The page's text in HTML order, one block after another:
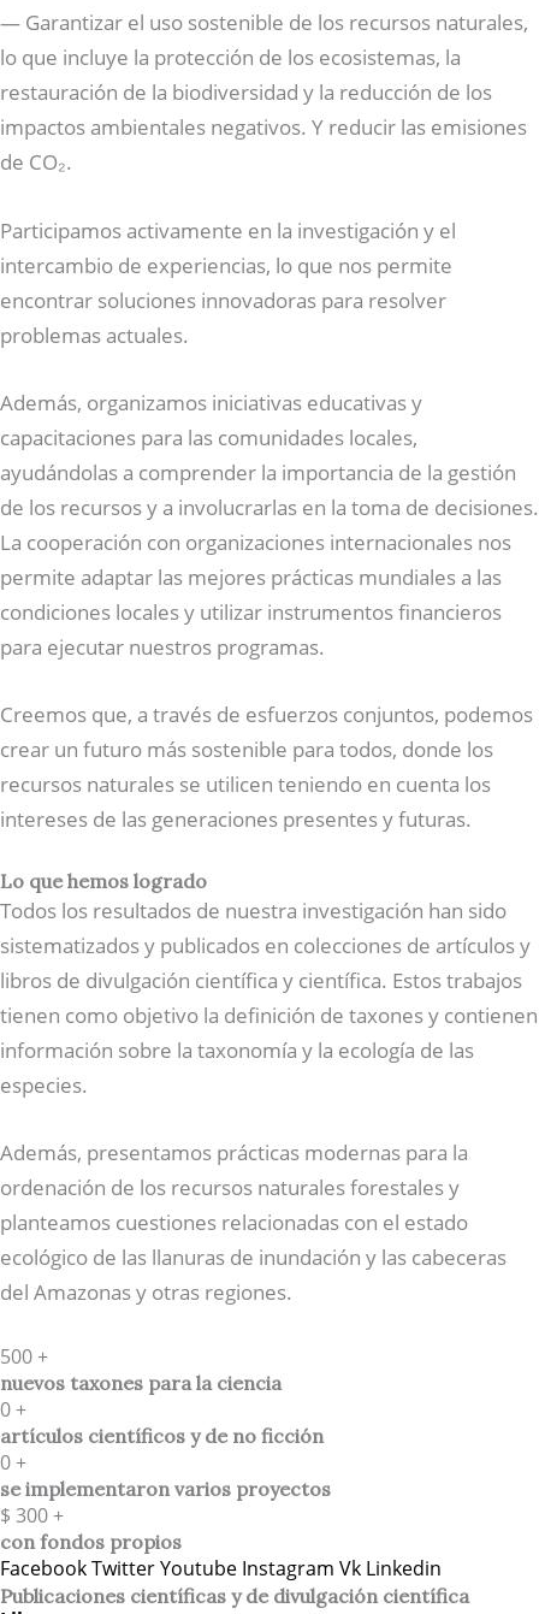
— Garantizar el uso sostenible de los recursos naturales,
lo que incluye la protección de los ecosistemas, la
restauración de la biodiversidad y la reducción de los
impactos ambientales negativos. Y reducir las emisiones
de CO₂.
Participamos activamente en la investigación y el
intercambio de experiencias, lo que nos permite
encontrar soluciones innovadoras para resolver
problemas actuales.
Además, organizamos iniciativas educativas y
capacitaciones para las comunidades locales,
ayudándolas a comprender la importancia de la gestión
de los recursos y a involucrarlas en la toma de decisiones.
La cooperación con organizaciones internacionales nos
permite adaptar las mejores prácticas mundiales a las
condiciones locales y utilizar instrumentos financieros
para ejecutar nuestros programas.
Creemos que, a través de esfuerzos conjuntos, podemos
crear un futuro más sostenible para todos, donde los
recursos naturales se utilicen teniendo en cuenta los
intereses de las generaciones presentes y futuras.
Lo que hemos logrado
Todos los resultados de nuestra investigación han sido
sistematizados y publicados en colecciones de artículos y
libros de divulgación científica y científica. Estos trabajos
tienen como objetivo la definición de taxones y contienen
información sobre la taxonomía y la ecología de las
especies.
Además, presentamos prácticas modernas para la
ordenación de los recursos naturales forestales y
planteamos cuestiones relacionadas con el estado
ecológico de las llanuras de inundación y las cabeceras
del Amazonas y otras regiones.
500+
nuevos taxones para la ciencia
0+
artículos científicos y de no ficción
0+
se implementaron varios proyectos
$ 300+
con fondos propios
FacebookTwitterYoutube Instagram Vk Linkedin
Publicaciones científicas y de divulgación científica​